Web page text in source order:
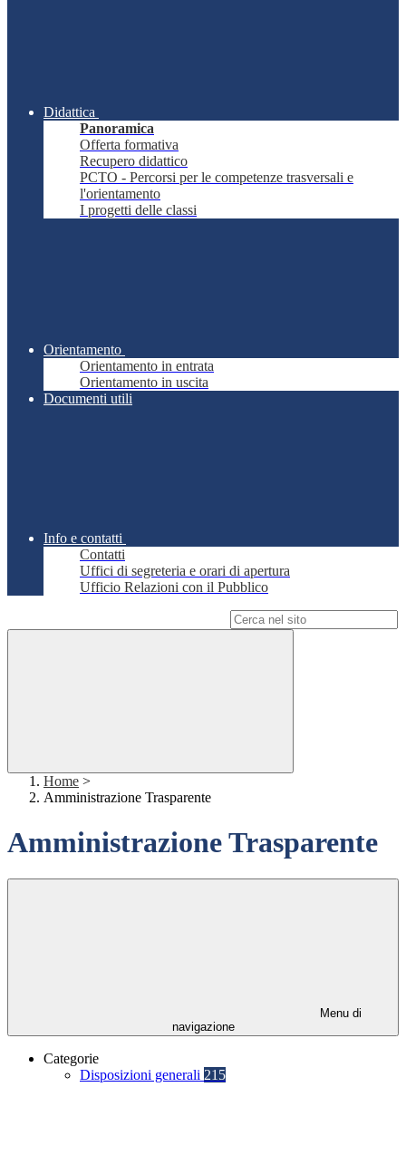
Didattica
Panoramica
Offerta formativa
Recupero didattico
PCTO - Percorsi per le competenze trasversali e
l'orientamento
I progetti delle classi
Orientamento
Orientamento in entrata
Orientamento in uscita
Documenti utili
Info e contatti
Contatti
Uffici di segreteria e orari di apertura
Ufficio Relazioni con il Pubblico
Home >
Amministrazione Trasparente
Amministrazione Trasparente
Menu di
navigazione
Categorie
Disposizioni generali 215